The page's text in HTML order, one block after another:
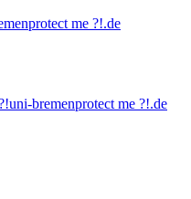
protect me ?!.de
uni-bremenprotect me ?!.de